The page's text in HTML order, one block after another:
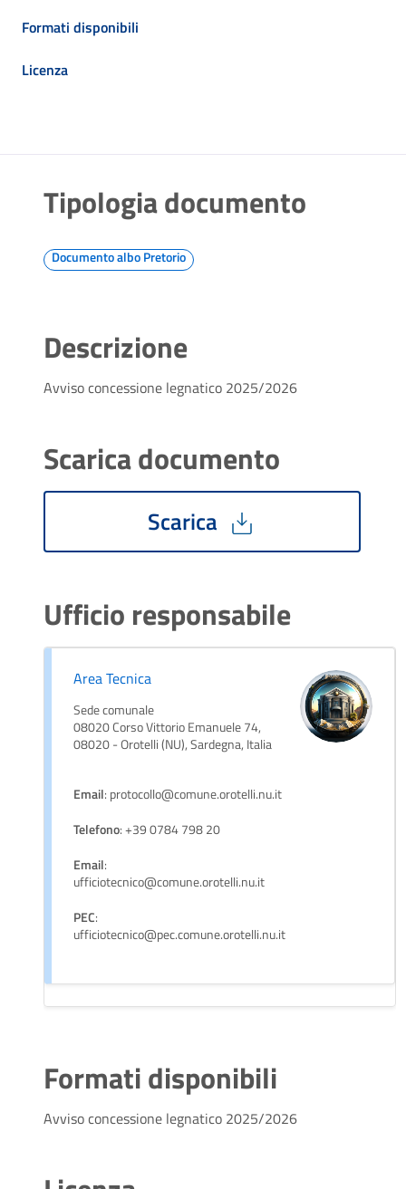
Formati disponibili
Licenza
Tipologia documento
Documento albo Pretorio
Descrizione
Avviso concessione legnatico 2025/2026
Scarica documento
Scarica
Ufficio responsabile
Area Tecnica
Sede comunale
08020 Corso Vittorio Emanuele 74,
08020 - Orotelli (NU), Sardegna, Italia
Email: protocollo@comune.orotelli.nu.it
Telefono: +39 0784 798 20
Email:
ufficiotecnico@comune.orotelli.nu.it
PEC:
ufficiotecnico@pec.comune.orotelli.nu.it
Formati disponibili
Avviso concessione legnatico 2025/2026